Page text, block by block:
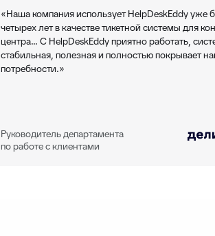
«Наша компания использует HelpDeskEddy уже
четырех лет в качестве тикетной системы для
центра… С HelpDeskEddy приятно работать,
стабильная, полезная и полностью покрывает
потребности.»
Руководитель департамента
по работе с клиентами